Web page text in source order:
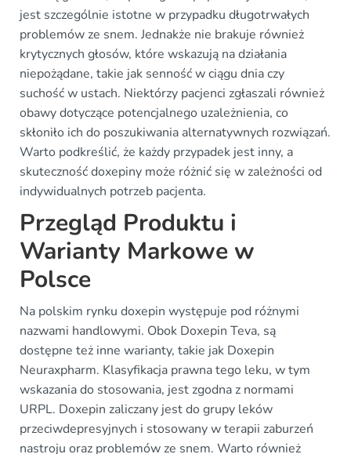
jest szczególnie istotne w przypadku długotrwałych
problemów ze snem. Jednakże nie brakuje również
krytycznych głosów, które wskazują na działania
niepożądane, takie jak senność w ciągu dnia czy
suchość w ustach. Niektórzy pacjenci zgłaszali również
obawy dotyczące potencjalnego uzależnienia, co
skłoniło ich do poszukiwania alternatywnych rozwiązań.
Warto podkreślić, że każdy przypadek jest inny, a
skuteczność doxepiny może różnić się w zależności od
indywidualnych potrzeb pacjenta.
Przegląd Produktu i
Warianty Markowe w
Polsce
Na polskim rynku doxepin występuje pod różnymi
nazwami handlowymi. Obok Doxepin Teva, są
dostępne też inne warianty, takie jak Doxepin
Neuraxpharm. Klasyfikacja prawna tego leku, w tym
wskazania do stosowania, jest zgodna z normami
URPL. Doxepin zaliczany jest do grupy leków
przeciwdepresyjnych i stosowany w terapii zaburzeń
nastroju oraz problemów ze snem. Warto również